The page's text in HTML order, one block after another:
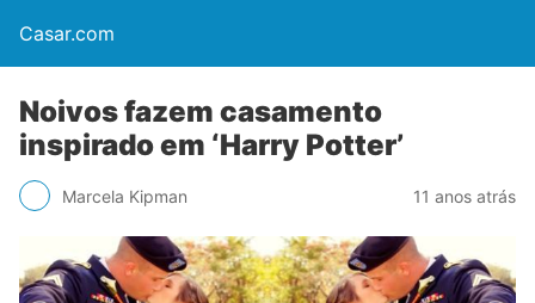
Casar.com
Noivos fazem casamento
inspirado em ‘Harry Potter’
Marcela Kipman 11 anos atrás